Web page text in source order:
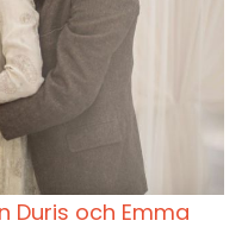
Duris och Emma